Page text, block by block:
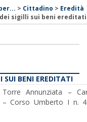
> Cittadino > Eredità
sigilli sui beni ereditati
SUI BENI EREDITATI
Annunziata –
– Corso Umberto I n.